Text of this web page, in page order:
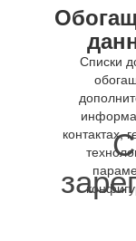
Списки
контактах,